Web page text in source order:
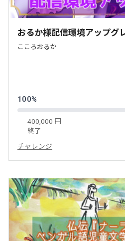
おるか様配信環境アップグ
こころおるか
100%
400,000 円
終了
チャレンジ